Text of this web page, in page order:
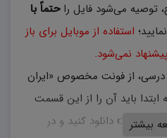
توصیه می‌شود فایل راحتماً با
استفاده از موبایل برای باز
نمی‌شود.
درسی، از فونت مخصوص «ایران
باید آن را از این قسمت
سنس» 👉 دانلود کنید و دربیشتر